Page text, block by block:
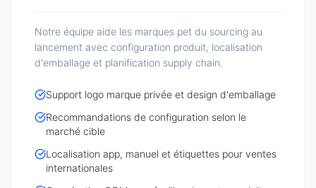
Notre équipe aide les marques pet du sourcing au
lancement avec configuration produit, localisation
d'emballage et planification supply chain.
Support logo marque privée et design d'emballage
Recommandations de configuration selon le
marché cible
Localisation app, manuel et étiquettes pour ventes
internationales